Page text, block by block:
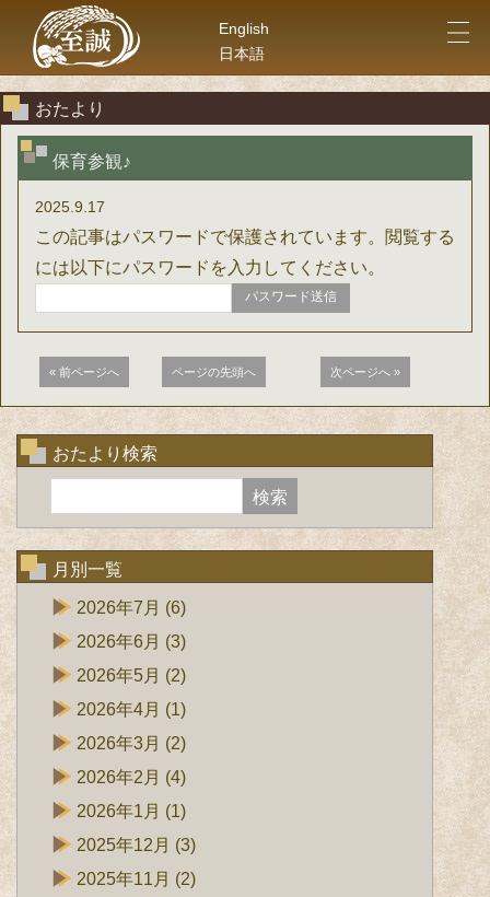
社会福祉法人 至誠学舎立川 保育統轄事業本務 立川・世田谷
English
日本語
おたより
保育参観♪
2025.9.17
この記事はパスワードで保護されています。閲覧する
には以下にパスワードを入力してください。
« 前ページへ ページの先頭へ 次ページへ »
おたより検索
月別一覧
2026年7月 (6)
2026年6月 (3)
2026年5月 (2)
2026年4月 (1)
2026年3月 (2)
2026年2月 (4)
2026年1月 (1)
2025年12月 (3)
2025年11月 (2)